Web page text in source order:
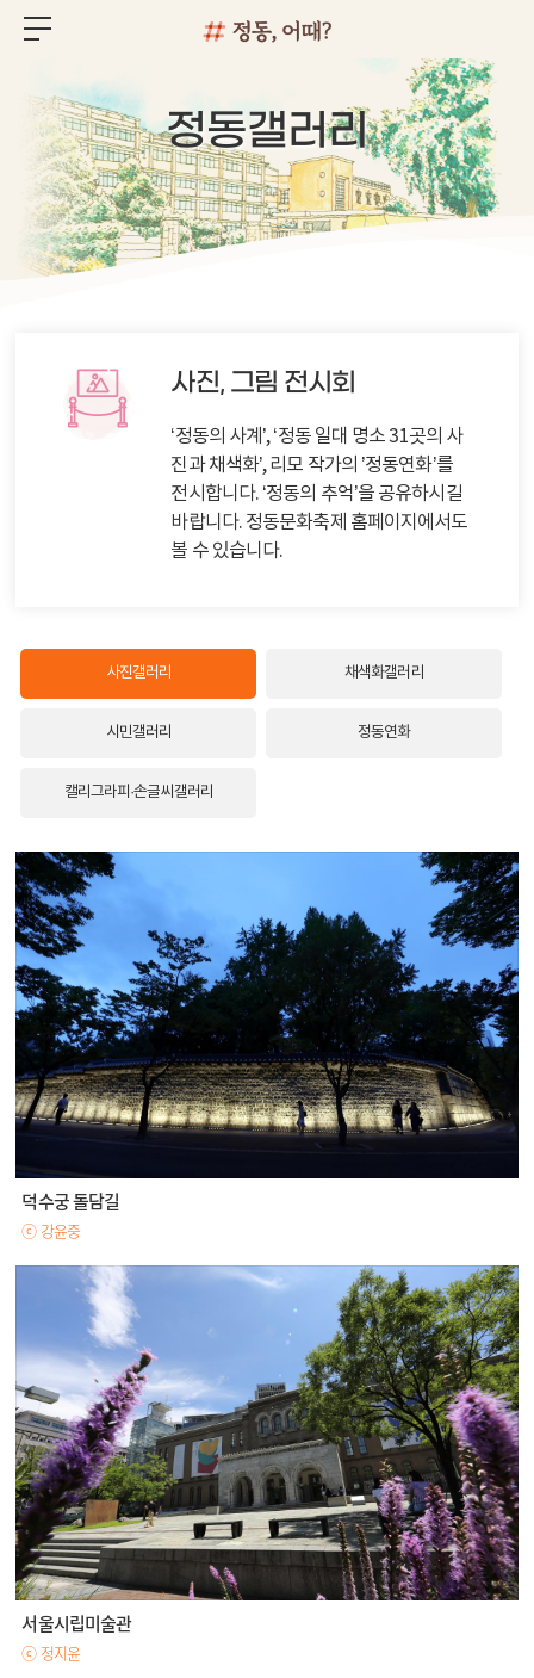
정동갤러리
사진, 그림 전시회
‘정동의 사계’, ‘정동 일대 명소 31곳의 사
진과 채색화’, 리모 작가의 ’정동연화’를
전시합니다. ‘정동의 추억’을 공유하시길
바랍니다. 정동문화축제 홈페이지에서도
볼 수 있습니다.
사진갤러리 채색화갤러리
시민갤러리 정동연화
캘리그라피·손글씨갤러리
덕수궁 돌담길
ⓒ 강윤중
서울시립미술관
ⓒ 정지윤